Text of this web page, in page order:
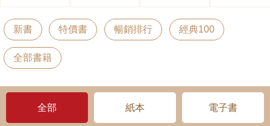
新書 特價書 暢銷排行 經典100
全部書籍
全部 紙本 電子書